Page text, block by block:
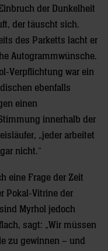
der Dunkelheit
der täuscht sich.
des Parketts lacht er
Autogrammwünsche.
Verpflichtung war ein
ebenfalls
einen
innerhalb der
„jeder arbeitet
nicht.“
eine Frage der Zeit
Pokal-Vitrine der
Myrhol jedoch
sagt: „Wir müssen
zu gewinnen – und